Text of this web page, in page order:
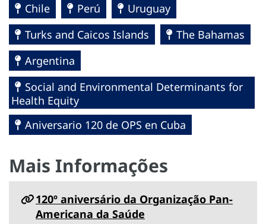
Chile
Perú
Uruguay
Turks and Caicos Islands
The Bahamas
Argentina
Social and Environmental Determinants for
Health Equity
Aniversario 120 de OPS en Cuba
Mais Informações
120º aniversário da Organização Pan-
Americana da Saúde